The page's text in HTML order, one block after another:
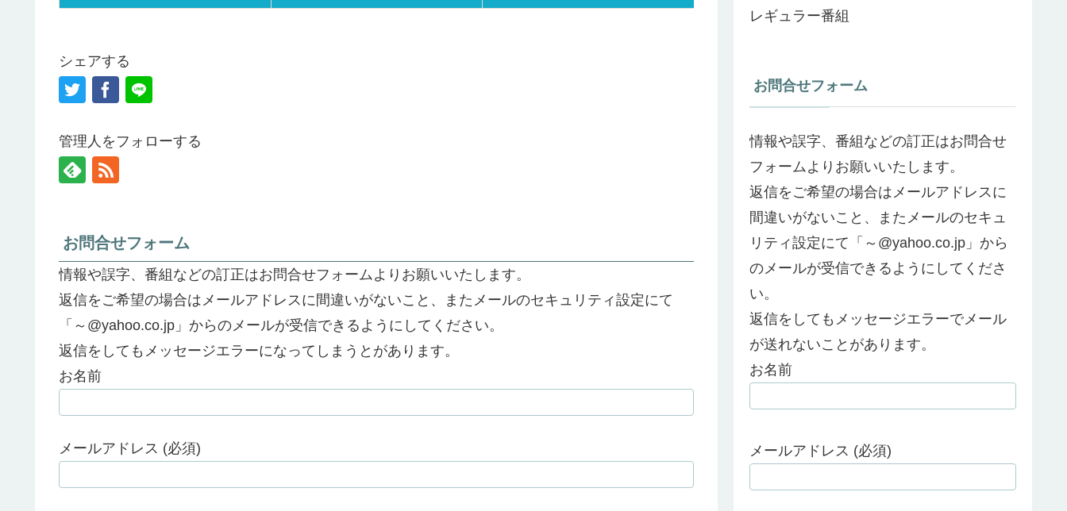
シェアする
管理人をフォローする
お問合せフォーム
情報や誤字、番組などの訂正はお問合せフォームよりお願いいたします。
返信をご希望の場合はメールアドレスに間違いがないこと、またメールのセキュリティ設定にて
「～@yahoo.co.jp」からのメールが受信できるようにしてください。
返信をしてもメッセージエラーになってしまうとがあります。
お名前
メールアドレス (必須)
レギュラー番組
お問合せフォーム
情報や誤字、番組などの訂正はお問合せ
フォームよりお願いいたします。
返信をご希望の場合はメールアドレスに
間違いがないこと、またメールのセキュ
リティ設定にて「～@yahoo.co.jp」から
のメールが受信できるようにしてくださ
い。
返信をしてもメッセージエラーでメール
が送れないことがあります。
お名前
メールアドレス (必須)